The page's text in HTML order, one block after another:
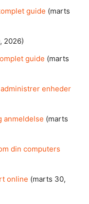
guide (marts
2026)
guide (marts
enheder
anmeldelse (marts
din computers
online (marts 30,